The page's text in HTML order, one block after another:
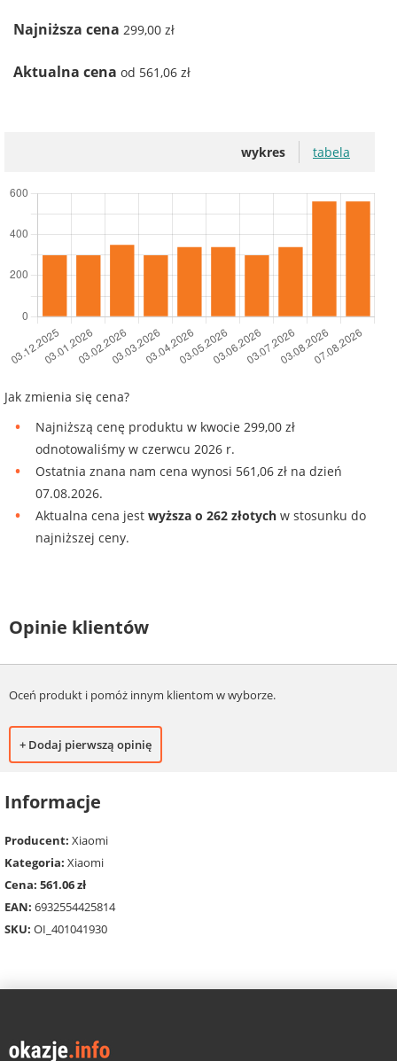
Najniższa cena 299,00 zł
Aktualna cena od 561,06 zł
wykres tabela
Jak zmienia się cena?
Najniższą cenę produktu w kwocie 299,00 zł
odnotowaliśmy w czerwcu 2026 r.
Ostatnia znana nam cena wynosi 561,06 zł na dzień
07.08.2026.
Aktualna cena jest wyższa o 262 złotych w stosunku do
najniższej ceny.
Opinie klientów
Oceń produkt i pomóż innym klientom w wyborze.
+ Dodaj pierwszą opinię
Informacje
Producent: Xiaomi
Kategoria: Xiaomi
Cena: 561.06 zł
EAN: 6932554425814
SKU: OI_401041930